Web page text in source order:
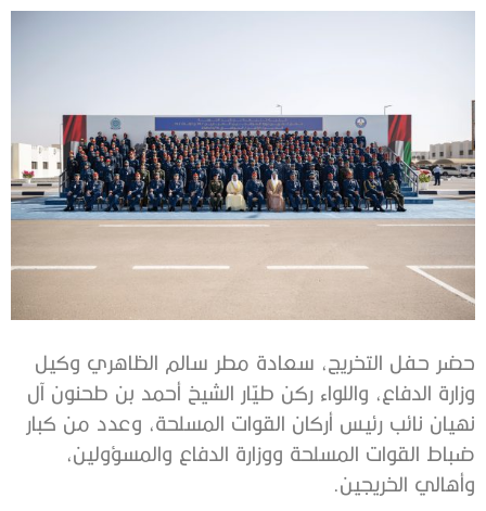
حضر حفل التخريج، سعادة مطر سالم الظاهري وكيل
وزارة الدفاع، واللواء ركن طيّار الشيخ أحمد بن طحنون آل
نهيان نائب رئيس أركان القوات المسلحة، وعدد من كبار
ضباط القوات المسلحة ووزارة الدفاع والمسؤولين،
وأهالي الخريجين.